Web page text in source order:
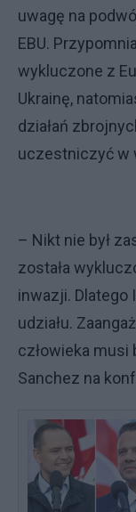
uwagę na
EBU.
wykluczone z
Ukrainę,
działań
uczestniczyć w
– Nikt nie był
została
inwazji. Dlatego
udziału.
człowieka musi
Sanchez na